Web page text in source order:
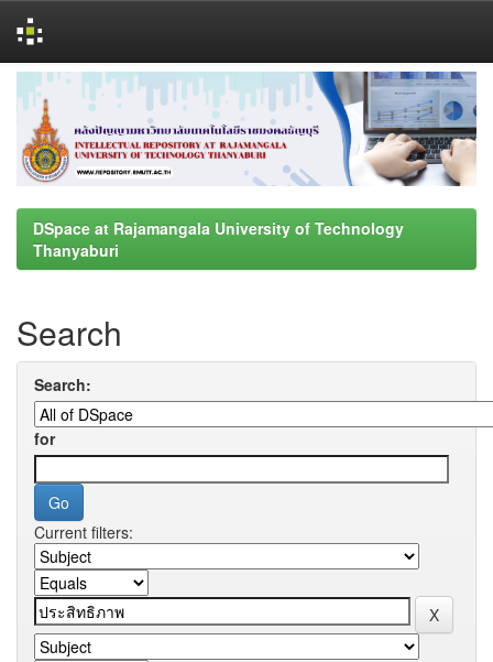
navigation
DSpace at Rajamangala University of Technology
Thanyaburi
Search
Search:
for
Current filters: